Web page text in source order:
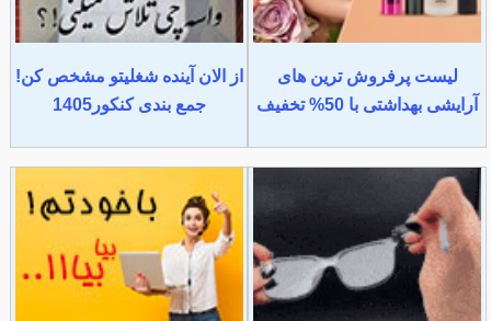
لیست پرفروش ترین های
آرایشی بهداشتی با 50% تخفیف
از الان آینده شغلیتو مشخص کن!
جمع بندی کنکور1405